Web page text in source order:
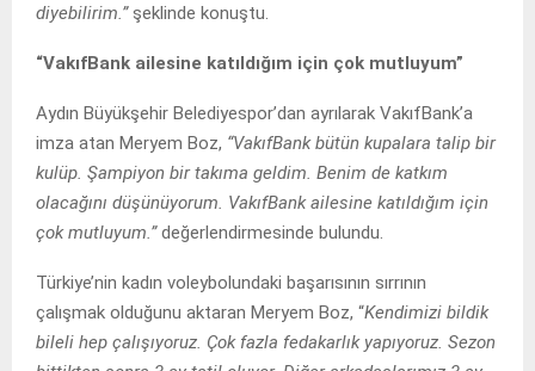
diyebilirim.”şeklinde konuştu.
“VakıfBank ailesine katıldığım için çok mutluyum”
Aydın Büyükşehir Belediyespor’dan ayrılarak VakıfBank’a
imza atan Meryem Boz, “VakıfBank bütün kupalara talip bir
kulüp. Şampiyon bir takıma geldim. Benim de katkım
olacağını düşünüyorum. VakıfBank ailesine katıldığım için
çok mutluyum.”değerlendirmesinde bulundu.
Türkiye’nin kadın voleybolundaki başarısının sırrının
çalışmak olduğunu aktaran Meryem Boz, “Kendimizi bildik
bileli hep çalışıyoruz. Çok fazla fedakarlık yapıyoruz. Sezon